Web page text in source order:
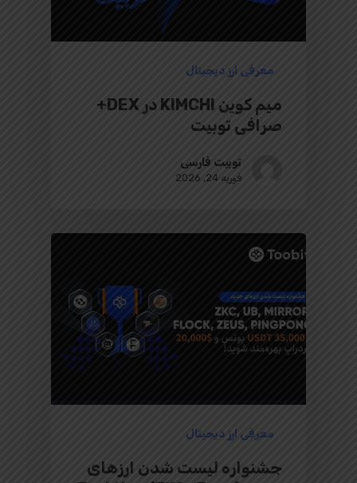
معرفی ارز دیجیتال
میم کوین KIMCHI در DEX+
صرافی توبیت
توبیت فارسی
فوریه 24, 2026
معرفی ارز دیجیتال
جشنواره لیست شدن ارزهای